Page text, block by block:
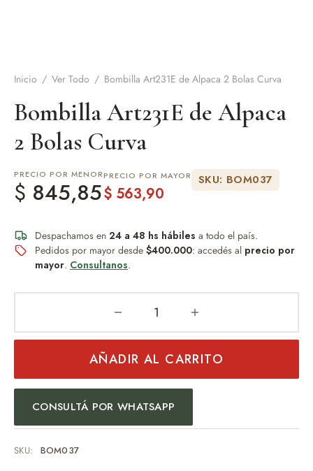
Inicio / Ver Todo / Bombilla Art231E de Alpaca 2 Bolas Curva
Bombilla Art231E de Alpaca
2 Bolas Curva
SKU: BOM037
PRECIO POR MENOR
$ 845,85
PRECIO POR MAYOR
$ 563,90
Despachamos en 24 a 48 hs hábiles a todo el país.
Pedidos por mayor desde $400.000: accedés al precio por
mayor. Consultanos.
AÑADIR AL CARRITO
CONSULTÁ POR WHATSAPP
SKU: BOM037
y accesorios